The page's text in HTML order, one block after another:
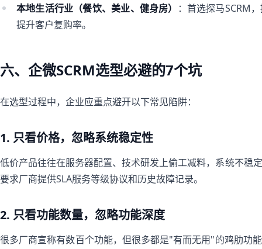
本地生活行业（餐饮、美业、健身房）
：首选探马SCRM
提升客户复购率。
六、企微SCRM选型必避的7个坑
在选型过程中，企业应重点避开以下常见陷阱：
1. 只看价格，忽略系统稳定性
低价产品往往在服务器配置、技术研发上偷工减料，系统不稳
要求厂商提供SLA服务等级协议和历史故障记录。
2. 只看功能数量，忽略功能深度
很多厂商宣称有数百个功能，但很多都是"有而无用"的鸡肋功